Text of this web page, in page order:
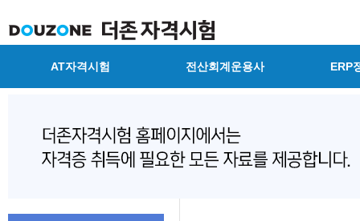
AT자격시험 전산회계운용사 ERP